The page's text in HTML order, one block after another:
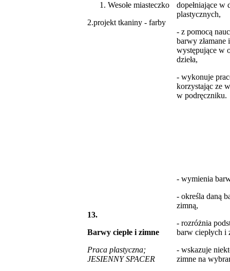
Wesołe miasteczko
2.projekt tkaniny - farby
dopełniające w
plastycznych,
- z pomocą
barwy złamane
występujące w
dzieła,
- wykonuje
korzystając ze
w podręczniku.
13.
Barwy ciepłe i zimne
Praca plastyczna;
JESIENNY SPACER
- wymienia
- określa daną
zimną,
- rozróżnia
barw ciepłych i
- wskazuje
zimne na